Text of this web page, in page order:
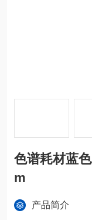
色谱耗材蓝
m
产品简介